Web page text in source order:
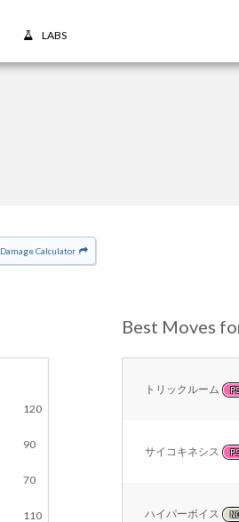
LABS
Damage Calculator
120
90
70
110
Best Moves
トリックルーム
サイコキネシス
ハイパーボイス